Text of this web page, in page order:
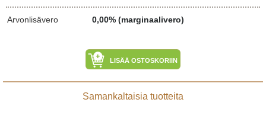
Arvonlisävero 0,00% (marginaalivero)
LISÄÄ OSTOSKORIIN
Samankaltaisia tuotteita